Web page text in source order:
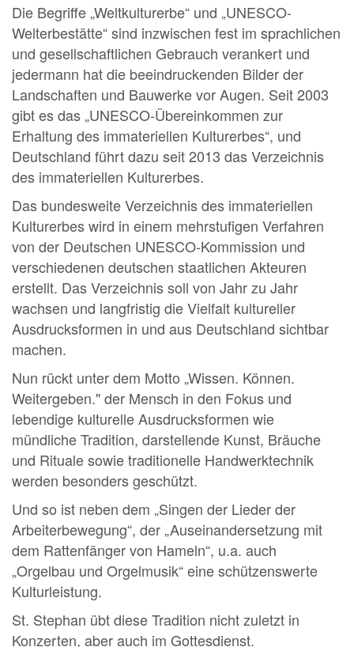
Die Begriffe „Weltkulturerbe“ und „UNESCO-
Welterbestätte“ sind inzwischen fest im sprachlichen
und gesellschaftlichen Gebrauch verankert und
jedermann hat die beeindruckenden Bilder der
Landschaften und Bauwerke vor Augen. Seit 2003
gibt es das „UNESCO-Übereinkommen zur
Erhaltung des immateriellen Kulturerbes“, und
Deutschland führt dazu seit 2013 das Verzeichnis
des immateriellen Kulturerbes.
Das bundesweite Verzeichnis des immateriellen
Kulturerbes wird in einem mehrstufigen Verfahren
von der Deutschen UNESCO-Kommission und
verschiedenen deutschen staatlichen Akteuren
erstellt. Das Verzeichnis soll von Jahr zu Jahr
wachsen und langfristig die Vielfalt kultureller
Ausdrucksformen in und aus Deutschland sichtbar
machen.
Nun rückt unter dem Motto „Wissen. Können.
Weitergeben." der Mensch in den Fokus und
lebendige kulturelle Ausdrucksformen wie
mündliche Tradition, darstellende Kunst, Bräuche
und Rituale sowie traditionelle Handwerktechnik
werden besonders geschützt.
Und so ist neben dem „Singen der Lieder der
Arbeiterbewegung“, der „Auseinandersetzung mit
dem Rattenfänger von Hameln“, u.a. auch
„Orgelbau und Orgelmusik“ eine schützenswerte
Kulturleistung.
St. Stephan übt diese Tradition nicht zuletzt in
Konzerten, aber auch im Gottesdienst.